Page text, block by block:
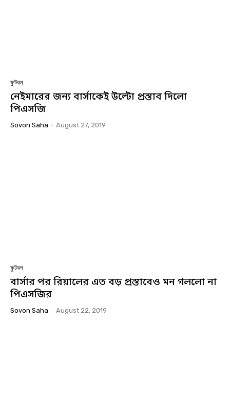
ফুটবল
নেইমারের জন্য বার্সাকেই উল্টো প্রস্তাব দিলো
পিএসজি
Sovon Saha - August 27, 2019
ফুটবল
বার্সার পর রিয়ালের এত বড় প্রস্তাবেও মন গললো না
পিএসজির
Sovon Saha - August 22, 2019